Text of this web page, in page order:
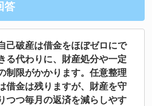
答
己破産は借金をほぼゼロにで
る代わりに、財産処分や一定
制限がかかります。任意整理
借金は残りますが、財産を守
つつ毎月の返済を減らしやす